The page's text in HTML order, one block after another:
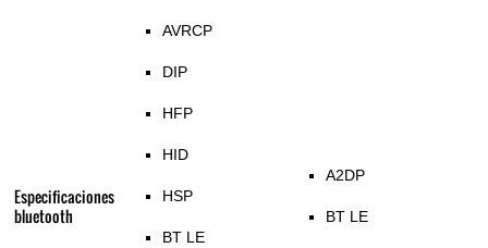
Especificaciones
bluetooth
AVRCP
DIP
HFP
HID
HSP
BT LE
A2DP
BT LE